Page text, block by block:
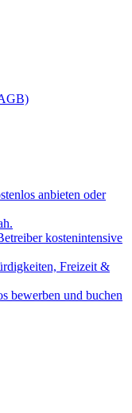
anbieten oder
kostenintensive
Freizeit &
bewerben und buchen